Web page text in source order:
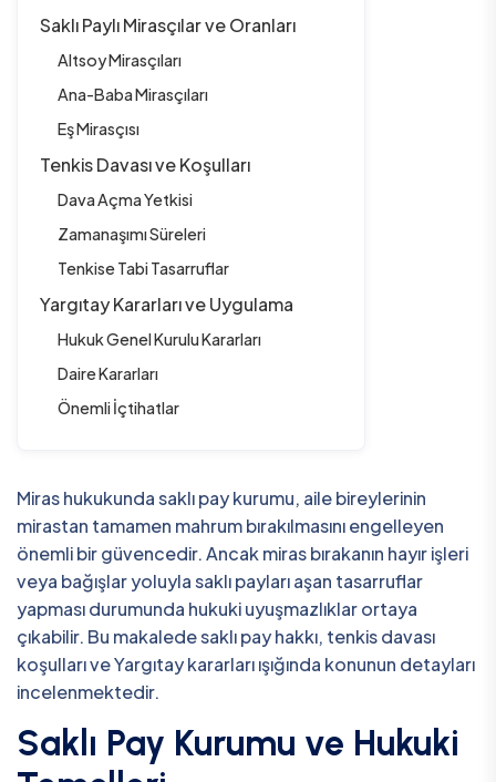
Saklı Paylı Mirasçılar ve Oranları
Altsoy Mirasçıları
Ana-Baba Mirasçıları
Eş Mirasçısı
Tenkis Davası ve Koşulları
Dava Açma Yetkisi
Zamanaşımı Süreleri
Tenkise Tabi Tasarruflar
Yargıtay Kararları ve Uygulama
Hukuk Genel Kurulu Kararları
Daire Kararları
Önemli İçtihatlar
Miras hukukunda saklı pay kurumu, aile bireylerinin
mirastan tamamen mahrum bırakılmasını engelleyen
önemli bir güvencedir. Ancak miras bırakanın hayır işleri
veya bağışlar yoluyla saklı payları aşan tasarruflar
yapması durumunda hukuki uyuşmazlıklar ortaya
çıkabilir. Bu makalede saklı pay hakkı, tenkis davası
koşulları ve Yargıtay kararları ışığında konunun detayları
incelenmektedir.
Saklı Pay Kurumu ve Hukuki